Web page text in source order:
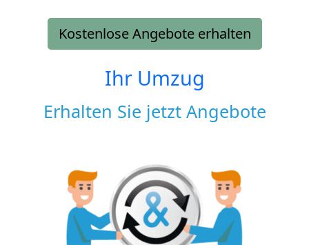
Kostenlose Angebote erhalten
Ihr Umzug
Erhalten Sie jetzt Angebote